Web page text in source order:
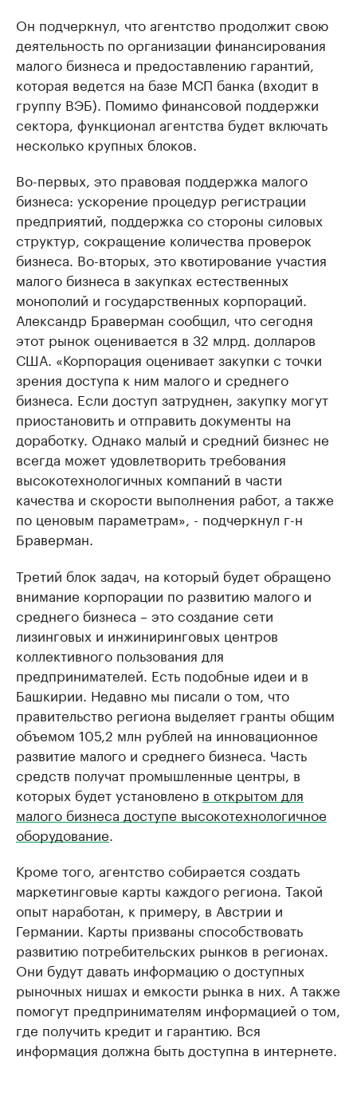
Он подчеркнул, что агентство продолжит свою
деятельность по организации финансирования
малого бизнеса и предоставлению гарантий,
которая ведется на базе МСП банка (входит в
группу ВЭБ). Помимо финансовой поддержки
сектора, функционал агентства будет включать
несколько крупных блоков.
Во-первых, это правовая поддержка малого
бизнеса: ускорение процедур регистрации
предприятий, поддержка со стороны силовых
структур, сокращение количества проверок
бизнеса. Во-вторых, это квотирование участия
малого бизнеса в закупках естественных
монополий и государственных корпораций.
Александр Браверман сообщил, что сегодня
этот рынок оценивается в 32 млрд. долларов
США. «Корпорация оценивает закупки с точки
зрения доступа к ним малого и среднего
бизнеса. Если доступ затруднен, закупку могут
приостановить и отправить документы на
доработку. Однако малый и средний бизнес не
всегда может удовлетворить требования
высокотехнологичных компаний в части
качества и скорости выполнения работ, а также
по ценовым параметрам», - подчеркнул г-н
Браверман.
Третий блок задач, на который будет обращено
внимание корпорации по развитию малого и
среднего бизнеса – это создание сети
лизинговых и инжиниринговых центров
коллективного пользования для
предпринимателей. Есть подобные идеи и в
Башкирии. Недавно мы писали о том, что
правительство региона выделяет гранты общим
объемом 105,2 млн рублей на инновационное
развитие малого и среднего бизнеса. Часть
средств получат промышленные центры, в
которых будет установлено в открытом для
малого бизнеса доступе высокотехнологичное
оборудование.
Кроме того, агентство собирается создать
маркетинговые карты каждого региона. Такой
опыт наработан, к примеру, в Австрии и
Германии. Карты призваны способствовать
развитию потребительских рынков в регионах.
Они будут давать информацию о доступных
рыночных нишах и емкости рынка в них. А также
помогут предпринимателям информацией о том,
где получить кредит и гарантию. Вся
информация должна быть доступна в интернете.